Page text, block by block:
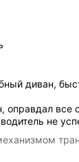
диван,
оправдал все
не